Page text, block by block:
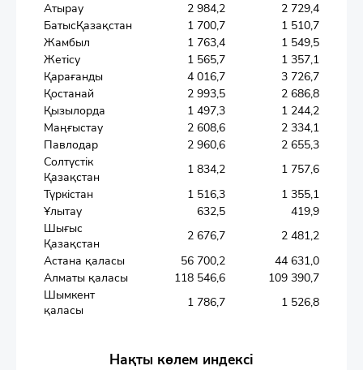
Атырау
2 984,2
2 729,4
БатысҚазақстан
1 700,7
1 510,7
Жамбыл
1 763,4
1 549,5
Жетісу
1 565,7
1 357,1
Қарағанды
4 016,7
3 726,7
Қостанай
2 993,5
2 686,8
Қызылорда
1 497,3
1 244,2
Маңғыстау
2 608,6
2 334,1
Павлодар
2 960,6
2 655,3
Солтүстік
Қазақстан
1 834,2
1 757,6
Түркістан
1 516,3
1 355,1
Ұлытау
632,5
419,9
Шығыс
Қазақстан
2 676,7
2 481,2
Астана қаласы
56 700,2
44 631,0
Алматы қаласы
118 546,6
109 390,7
Шымкент
қаласы
1 786,7 1 526,8
Нақты көлем индексі